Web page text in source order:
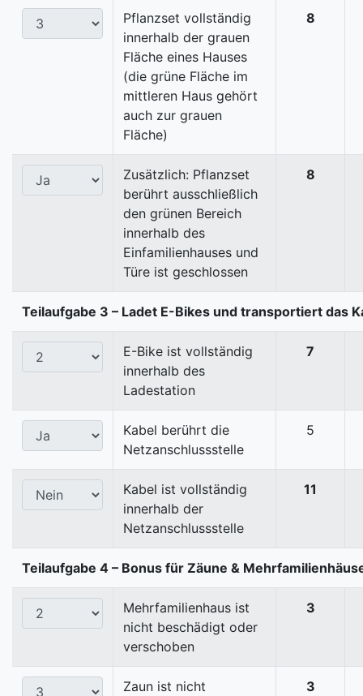
Pflanzset vollständig
innerhalb der grauen
Fläche eines Hauses
(die grüne Fläche im
mittleren Haus gehört
auch zur grauen
Fläche)
8
Zusätzlich: Pflanzset
berührt ausschließlich
den grünen Bereich
innerhalb des
Einfamilienhauses und
Türe ist geschlossen
8
Teilaufgabe 3 – Ladet E-Bikes und transportiert das
E-Bike ist vollständig
innerhalb des
Ladestation
7
Kabel berührt die
Netzanschlussstelle
5
Kabel ist vollständig
innerhalb der
Netzanschlussstelle
11
Teilaufgabe 4 – Bonus für Zäune &
Mehrfamilienhaus ist
nicht beschädigt oder
verschoben
3
Zaun ist nicht
3